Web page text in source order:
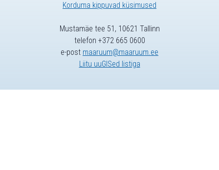
Korduma kippuvad küsimused
Mustamäe tee 51, 10621 Tallinn
telefon +372 665 0600
e-post maaruum@maaruum.ee
Liitu uuGISed listiga